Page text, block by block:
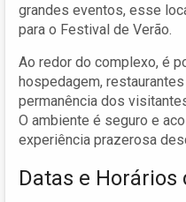
grandes eventos, esse
para o Festival de Verão.
Ao redor do complexo, é
hospedagem,
permanência dos
O ambiente é seguro e
experiência prazerosa
Datas e